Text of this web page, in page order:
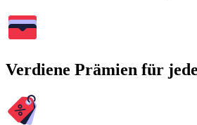
Verdiene Prämien für